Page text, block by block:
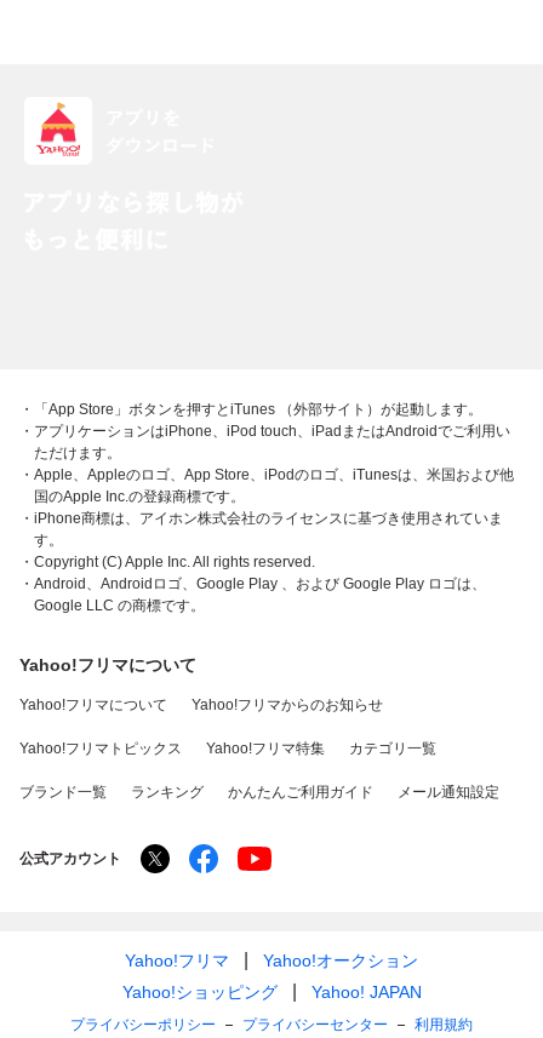
・「App Store」ボタンを押すとiTunes （外部サイト）が起動します。
・アプリケーションはiPhone、iPod touch、iPadまたはAndroidでご利用い
ただけます。
・Apple、Appleのロゴ、App Store、iPodのロゴ、iTunesは、米国および他
国のApple Inc.の登録商標です。
・iPhone商標は、アイホン株式会社のライセンスに基づき使用されていま
す。
・Copyright (C) Apple Inc. All rights reserved.
・Android、Androidロゴ、Google Play 、および Google Play ロゴは、
Google LLC の商標です。
Yahoo!フリマについて
Yahoo!フリマについて Yahoo!フリマからのお知らせ
Yahoo!フリマトピックス Yahoo!フリマ特集 カテゴリ一覧
ブランド一覧 ランキング かんたんご利用ガイド メール通知設定
公式アカウント
Yahoo!フリマ
Yahoo!オークション
Yahoo!ショッピング
Yahoo! JAPAN
プライバシーポリシー プライバシーセンター 利用規約